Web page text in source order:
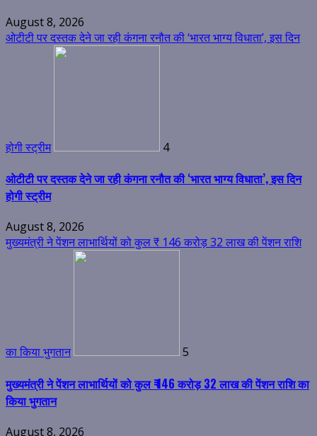
August 8, 2026
ओटीटी पर दस्तक देने जा रही कंगना रनौत की ‘भारत भाग्य विधाता’, इस दिन
होगी स्ट्रीम 4
ओटीटी पर दस्तक देने जा रही कंगना रनौत की ‘भारत भाग्य विधाता’, इस दिन
होगी स्ट्रीम
August 8, 2026
मुख्यमंत्री ने पेंशन लाभार्थियों को कुल ₹ 146 करोड़ 32 लाख की पेंशन राशि
का किया भुगतान 5
मुख्यमंत्री ने पेंशन लाभार्थियों को कुल ₹ 146 करोड़ 32 लाख की पेंशन राशि का
किया भुगतान
August 8, 2026